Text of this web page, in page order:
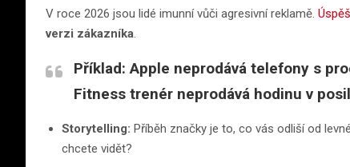
V roce 2026 jsou lidé imunní vůči agresivní reklamě.
verzi zákazníka.
Příklad: Apple neprodává telefony s
Fitness trenér neprodává hodinu v
Storytelling: Příběh značky je to, co vás odliší od
chcete vidět?